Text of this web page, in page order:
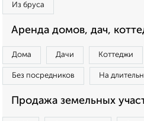
Из бруса
Аренда домов, дач,
Дома Дачи Коттеджи
Без посредников На
Продажа земельных